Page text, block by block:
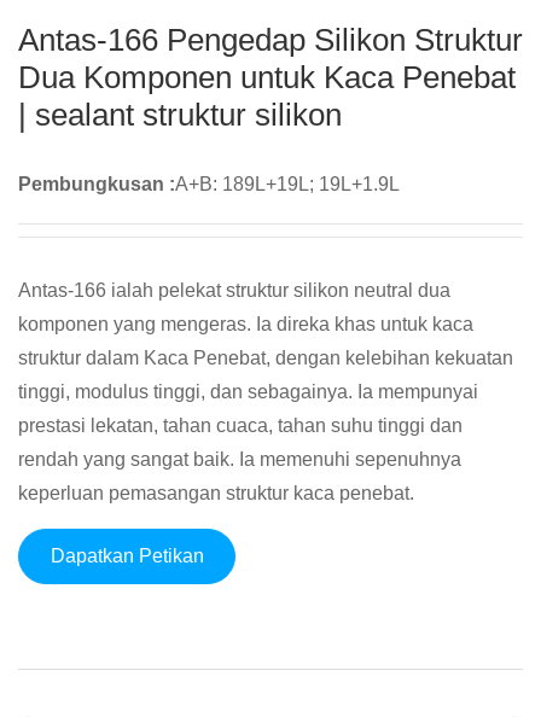
Antas-166 Pengedap Silikon Struktur
Dua Komponen untuk Kaca Penebat
| sealant struktur silikon
Pembungkusan :A+B: 189L+19L; 19L+1.9L
Antas-166 ialah pelekat struktur silikon neutral dua
komponen yang mengeras. Ia direka khas untuk kaca
struktur dalam Kaca Penebat, dengan kelebihan kekuatan
tinggi, modulus tinggi, dan sebagainya. Ia mempunyai
prestasi lekatan, tahan cuaca, tahan suhu tinggi dan
rendah yang sangat baik. Ia memenuhi sepenuhnya
keperluan pemasangan struktur kaca penebat.
Dapatkan Petikan